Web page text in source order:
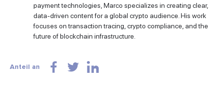
payment technologies, Marco specializes in creating clear,
data-driven content for a global crypto audience. His work
focuses on transaction tracing, crypto compliance, and the
future of blockchain infrastructure.
Anteil an